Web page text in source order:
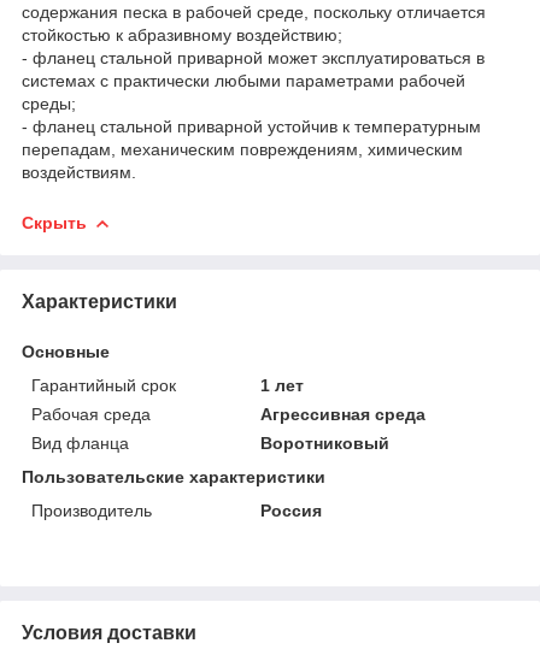
содержания песка в рабочей среде, поскольку отличается
стойкостью к абразивному воздействию;
- фланец стальной приварной может эксплуатироваться в
системах с практически любыми параметрами рабочей
среды;
- фланец стальной приварной устойчив к температурным
перепадам, механическим повреждениям, химическим
воздействиям.
Скрыть
Характеристики
Основные
Гарантийный срок
1 лет
Рабочая среда
Агрессивная среда
Вид фланца
Воротниковый
Пользовательские характеристики
Производитель
Россия
Условия доставки